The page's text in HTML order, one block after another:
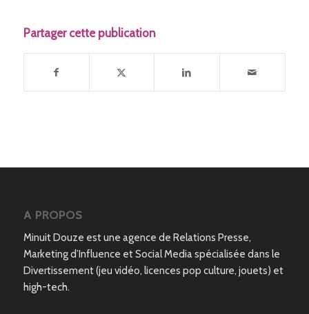
Partager cette publication
A PROPOS
Minuit Douze est une agence de Relations Presse,
Marketing d’Influence et Social Media spécialisée dans le
Divertissement (jeu vidéo, licences pop culture, jouets) et
high-tech.